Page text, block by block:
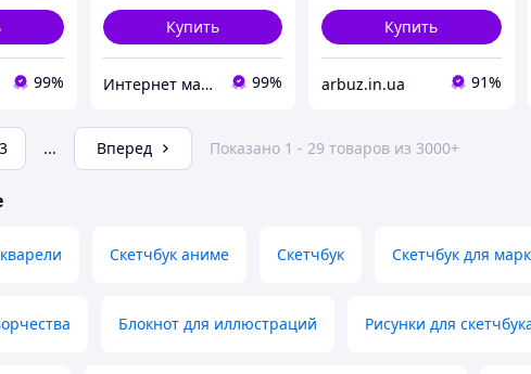
99%
Купить
Интернет магазин «Art-market.pro» 99%
Купить
arbuz.in.ua 91%
3 ... Вперед Показано 1 - 29 товаров из 3000+
Скетчбук аниме Скетчбук Скетчбук для
Блокнот для иллюстраций Рисунки для